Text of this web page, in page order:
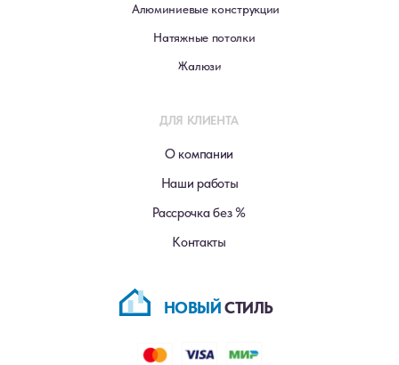
Наши работы
О компании
Контакты
ДЛЯ КЛИЕНТА
Алюминиевые конструкции
Натяжные потолки
Жалюзи
Рассрочка без %
НОВЫЙСТИЛЬ